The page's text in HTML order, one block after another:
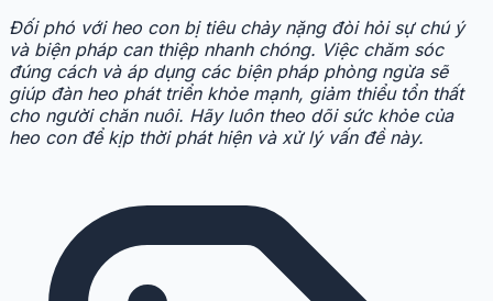
Đối phó với heo con bị tiêu chảy nặng đòi hỏi sự chú ý
và biện pháp can thiệp nhanh chóng. Việc chăm sóc
đúng cách và áp dụng các biện pháp phòng ngừa sẽ
giúp đàn heo phát triển khỏe mạnh, giảm thiểu tổn thất
cho người chăn nuôi. Hãy luôn theo dõi sức khỏe của
heo con để kịp thời phát hiện và xử lý vấn đề này.